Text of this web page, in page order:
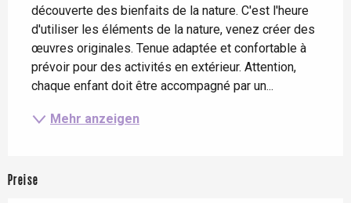
découverte des bienfaits de la nature. C'est l'heure
d'utiliser les éléments de la nature, venez créer des
œuvres originales. Tenue adaptée et confortable à
prévoir pour des activités en extérieur. Attention,
chaque enfant doit être accompagné par un...
Mehr anzeigen
Preise